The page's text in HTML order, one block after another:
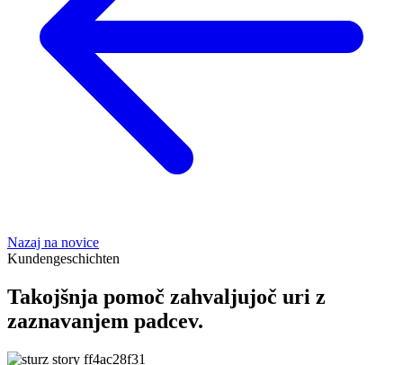
Nazaj na novice
Kundengeschichten
Takojšnja pomoč zahvaljujoč uri z
zaznavanjem padcev.